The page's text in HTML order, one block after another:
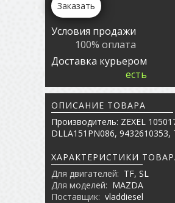
Заказать
Условия продажи
100% оплата
Доставка курьером
есть
ОПИСАНИЕ ТОВАРА
Производитель: ZEXEL
DLLA151PN086, 9432610353,
ХАРАКТЕРИСТИКИ
Для двигателей: TF, SL
Для моделей: MAZDA
Поставщик: vladdiesel